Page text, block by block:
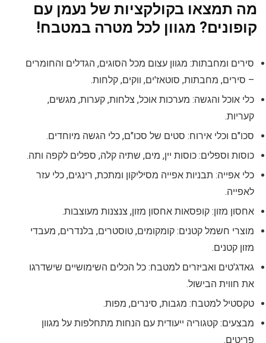
מה תמצאו בקולקציות של נעמן עם
קופונים? מגוון לכל מטרה במטבח!
סירים ומחבתות: מגוון עצום מכל הסוגים, הגדלים והחומרים
– סירים, מחבתות, סוטאז'ים, ווקים, קלחות.
כלי אוכל והגשה: מערכות אוכל, צלחות, קערות, מגשים,
קעריות.
סכו"ם וכלי אירוח: סטים של סכו"ם, כלי הגשה מיוחדים.
כוסות וספלים: כוסות יין, מים, שתיה קלה, ספלים לקפה ותה.
כלי אפייה: תבניות אפייה מסיליקון ומתכת, רינגים, כלי עזר
לאפייה.
אחסון מזון: קופסאות אחסון מזון, צנצנות מעוצבות.
מוצרי חשמל קטנים: קומקומים, טוסטרים, בלנדרים, מעבדי
מזון קטנים.
גאדג'טים ואביזרים למטבח: כל הכלים השימושיים שישדרגו
את חווית הבישול.
טקסטיל למטבח: מגבות, סינרים, מפות.
מבצעים: קטגוריה ייעודית עם הנחות מתחלפות על מגוון
פריטים.